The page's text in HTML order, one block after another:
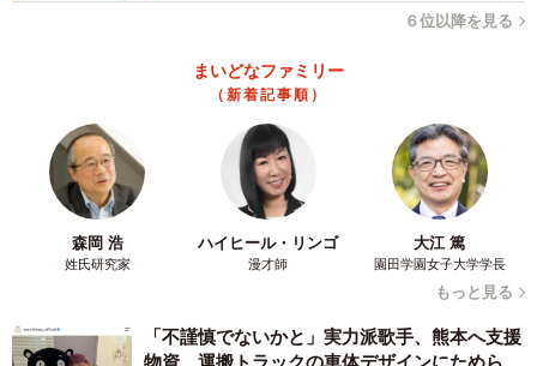
６位以降を見る
まいどなファミリー
（新着記事順）
森岡 浩
姓氏研究家
ハイヒール・リンゴ
漫才師
大江 篤
園田学園女子大学学長
もっと見る
「不謹慎でないかと」実力派歌手、熊本へ支援
物資…運搬トラックの車体デザインにためら